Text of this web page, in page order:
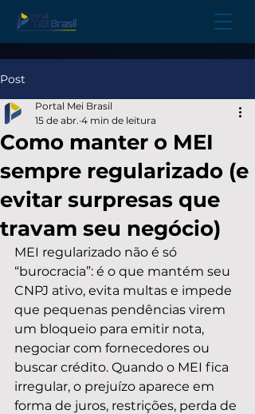
Post
Como manter o MEI
sempre regularizado (e
evitar surpresas que
travam seu negócio)
Portal Mei Brasil
15 de abr. 4 min de leitura
MEI regularizado não é só
“burocracia”: é o que mantém seu
CNPJ ativo, evita multas e impede
que pequenas pendências virem
um bloqueio para emitir nota,
negociar com fornecedores ou
buscar crédito. Quando o MEI fica
irregular, o prejuízo aparece em
forma de juros, restrições, perda de